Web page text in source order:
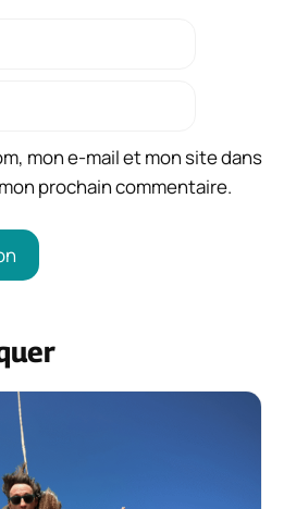
mon e-mail et mon site dans
prochain commentaire.